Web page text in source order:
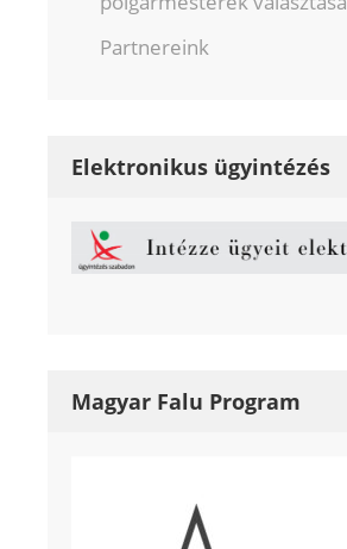
Partnereink
Elektronikus ügyintézés
Magyar Falu Program